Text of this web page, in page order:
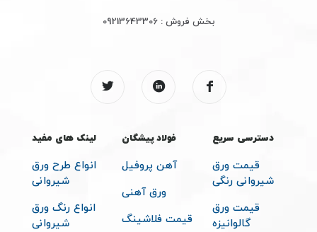
بخش فروش :09213643306
دسترسی سریع
قیمت ورق
شیروانی رنگی
قیمت ورق
گالوانیزه
فولاد پیشگان
آهن پروفیل
ورق آهنی
قیمت فلاشینگ
لینک های مفید
انواع طرح ورق
شیروانی
انواع رنگ ورق
شیروانی